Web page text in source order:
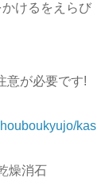
けるをえらび
意が必要です!
kas
燥消石